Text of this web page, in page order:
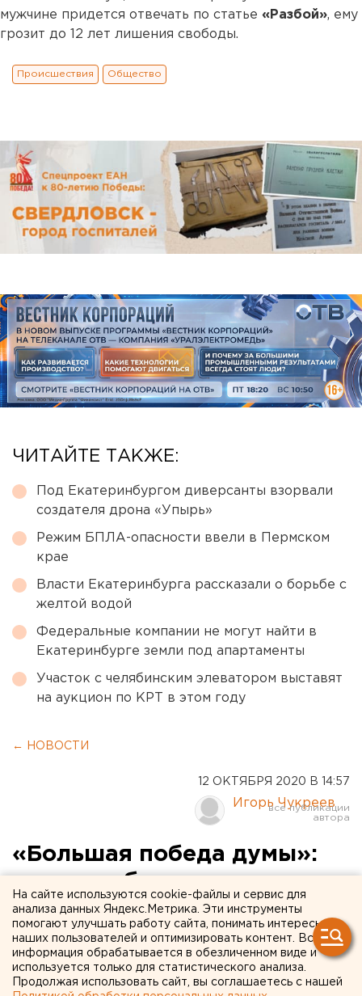
мужчине придется отвечать по статье «Разбой», ему
грозит до 12 лет лишения свободы.
Происшествия Общество
ЧИТАЙТЕ ТАКЖЕ:
Под Екатеринбургом диверсанты взорвали
создателя дрона «Упырь»
Режим БПЛА-опасности ввели в Пермском
крае
Власти Екатеринбурга рассказали о борьбе с
желтой водой
Федеральные компании не могут найти в
Екатеринбурге земли под апартаменты
Участок с челябинским элеватором выставят
на аукцион по КРТ в этом году
← НОВОСТИ
12 ОКТЯБРЯ 2020 В 14:57
Игорь Чукреев
«Большая победа думы»:
екатеринбургские
депутаты получили доступ
к деньгам мэрии
На сайте используются cookie-файлы и сервис для
анализа данных Яндекс.Метрика. Эти инструменты
помогают улучшать работу сайта, понимать интересы
наших пользователей и оптимизировать контент. Вся
информация обрабатывается в обезличенном виде и
используется только для статистического анализа.
Продолжая использовать сайт, вы соглашаетесь с нашей